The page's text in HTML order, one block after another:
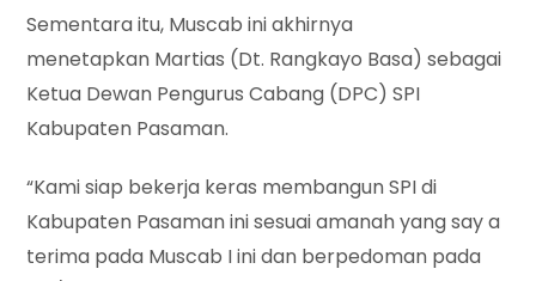
Sementara itu, Muscab ini akhirnya
menetapkan Martias (Dt. Rangkayo Basa) sebagai
Ketua Dewan Pengurus Cabang (DPC) SPI
Kabupaten Pasaman.
“Kami siap bekerja keras membangun SPI di
Kabupaten Pasaman ini sesuai amanah yang say a
terima pada Muscab I ini dan berpedoman pada